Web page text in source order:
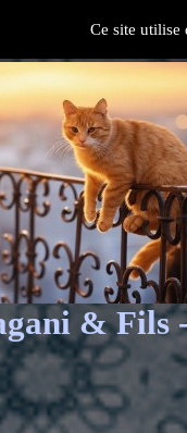
Ce site utilise
& Fils